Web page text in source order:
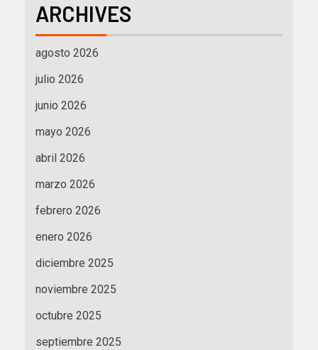
ARCHIVES
agosto 2026
julio 2026
junio 2026
mayo 2026
abril 2026
marzo 2026
febrero 2026
enero 2026
diciembre 2025
noviembre 2025
octubre 2025
septiembre 2025